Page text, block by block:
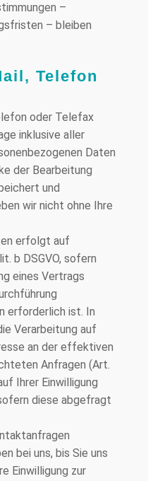
–
– bleiben
Telefon
oder Telefax
inklusive aller
Daten
der Bearbeitung
und
wir nicht ohne Ihre
erfolgt auf
b DSGVO, sofern
eines Vertrags
erforderlich ist. In
Verarbeitung auf
an der effektiven
Anfragen (Art.
Ihrer Einwilligung
diese abgefragt
bei uns, bis Sie uns
Einwilligung zur